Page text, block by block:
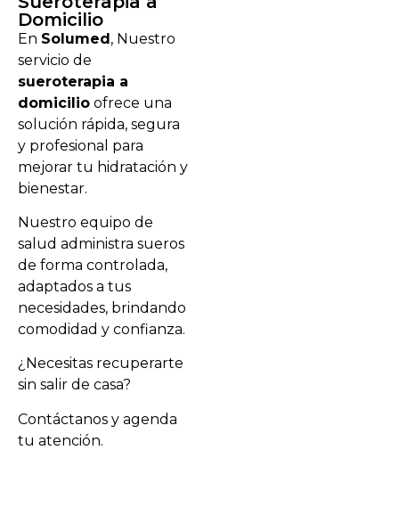
Domicilio
En Solumed, Nuestro
servicio de
sueroterapia a
domicilio ofrece una
solución rápida, segura
y profesional para
mejorar tu hidratación y
bienestar.
Nuestro equipo de
salud administra sueros
de forma controlada,
adaptados a tus
necesidades, brindando
comodidad y confianza.
¿Necesitas recuperarte
sin salir de casa?
Contáctanos y agenda
tu atención.